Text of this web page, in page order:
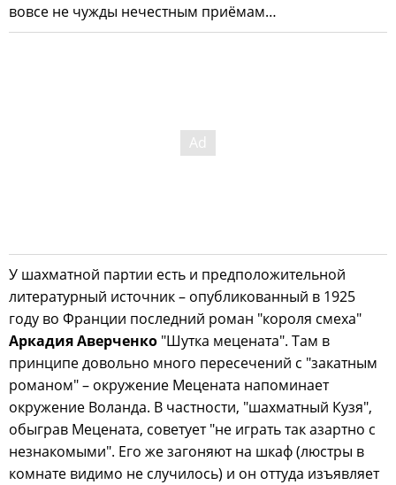
вовсе не чужды нечестным приёмам…
У шахматной партии есть и предположительной
литературный источник – опубликованный в 1925
году во Франции последний роман "короля смеха"
Аркадия Аверченко "Шутка мецената". Там в
принципе довольно много пересечений с "закатным
романом" – окружение Мецената напоминает
окружение Воланда. В частности, "шахматный Кузя",
обыграв Мецената, советует "не играть так азартно с
незнакомыми". Его же загоняют на шкаф (люстры в
комнате видимо не случилось) и он оттуда изъявляет